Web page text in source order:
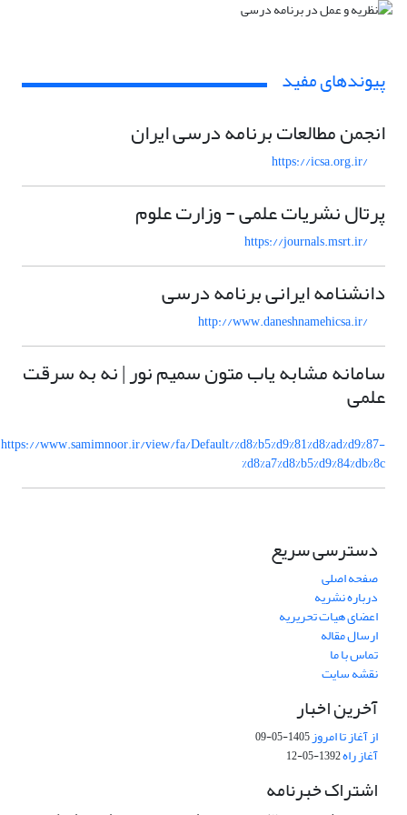
پیوندهای مفید
انجمن مطالعات برنامه درسی ایران
https://icsa.org.ir/
پرتال نشریات علمی - وزارت علوم
https://journals.msrt.ir/
دانشنامه ایرانی برنامه درسی
http://www.daneshnamehicsa.ir/
سامانه مشابه یاب متون سمیم نور | نه به سرقت
علمی
https://www.samimnoor.ir/view/fa/Default/%d8%b5%d9%81%d8%ad%d9%87-
%d8%a7%d8%b5%d9%84%db%8c
دسترسی سریع
صفحه اصلی
درباره نشریه
اعضای هیات تحریریه
ارسال مقاله
تماس با ما
نقشه سایت
آخرین اخبار
از آغاز تا امروز1405-05-09
آغاز راه1392-05-12
اشتراک خبرنامه